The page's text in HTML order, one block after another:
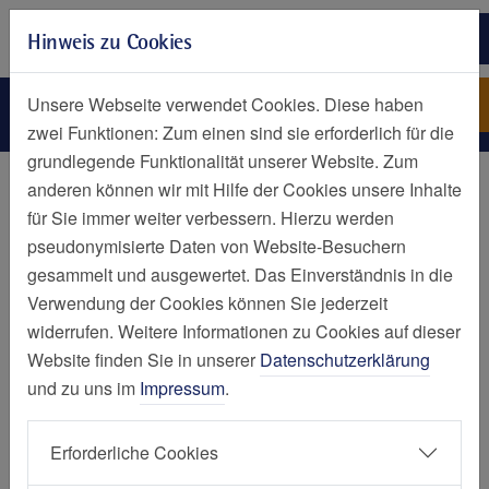
Zur Hauptnavigation springen
Zum Seiteninhalt springen
Zum Seitenende springen
AnsprechpartnerSt. Marien-Hospital Mülheim an
der Ruhr
Kliniken und Zentren
Ansprechpartner:innen
Contilia Kompetenzzentrum Wirbelsäule
und Schmerz
Dr. med.
Hinweis zu Cookies
Unsere Webseite verwendet Cookies. Diese haben
zwei Funktionen: Zum einen sind sie erforderlich für die
grundlegende Funktionalität unserer Website. Zum
anderen können wir mit Hilfe der Cookies unsere Inhalte
für Sie immer weiter verbessern. Hierzu werden
pseudonymisierte Daten von Website-Besuchern
gesammelt und ausgewertet. Das Einverständnis in die
Verwendung der Cookies können Sie jederzeit
widerrufen. Weitere Informationen zu Cookies auf dieser
Website finden Sie in unserer Datenschutzerklärung
und zu uns im Impressum.
Erforderliche Cookies